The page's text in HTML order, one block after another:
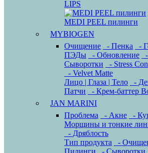
LIPS
MEDI PEEL пилинги
MYBIOGEN
Очищение
- Пенка
-
ПЭДы
- Обновление
Сыворотки
- Stress
- Velvet Matte
Лицо | Глаза | Тело
-
Патчи
- Крем-баттер
JAN MARINI
Проблема
- Акне -
Морщины и тонкие
- Дряблость
Тип продукта
-
Пилинги
- Сыворотки